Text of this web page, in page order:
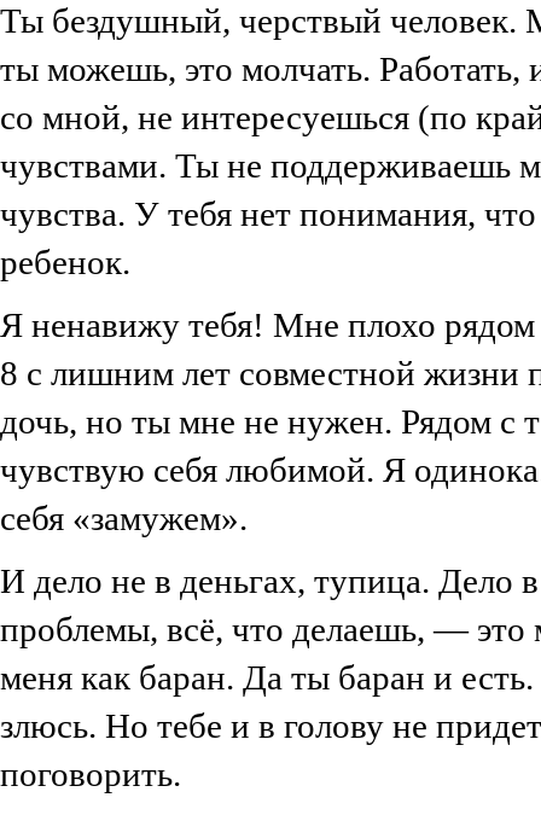
Ты бездушный, черствый человек.
ты можешь, это молчать. Работать,
со мной, не интересуешься (по
чувствами. Ты не поддерживаешь
чувства. У тебя нет понимания,
ребенок.
Я ненавижу тебя! Мне плохо рядом
8 с лишним лет совместной жизни
дочь, но ты мне не нужен. Рядом с
чувствую себя любимой. Я
себя «замужем».
И дело не в деньгах, тупица. Дело
проблемы, всё, что делаешь, —
меня как баран. Да ты баран и
злюсь. Но тебе и в голову не
поговорить.